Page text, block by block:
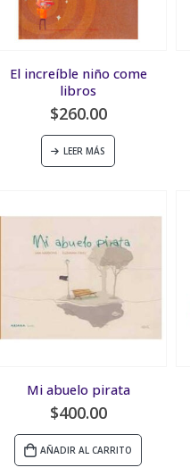
El increíble niño come
libros
$260.00
LEER MÁS
Mi abuelo pirata
$400.00
AÑADIR AL CARRITO